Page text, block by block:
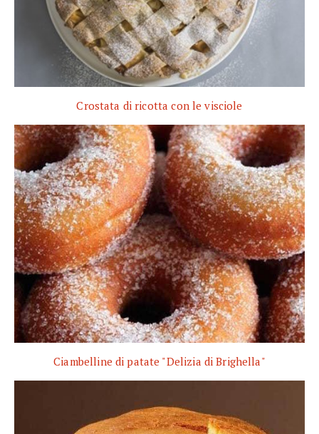
Crostata di ricotta con le visciole
Ciambelline di patate "Delizia di Brighella"